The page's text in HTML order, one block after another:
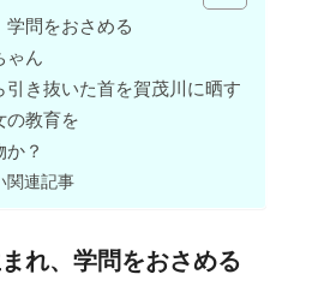
問をおさめる
ゃん
引き抜いた首を賀茂川に晒す
の教育を
？
関連記事
れ、学問をおさめる